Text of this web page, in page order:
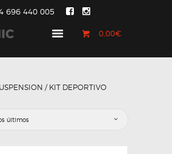
696 440 005
0,00€
1
&
/ KIT DEPORTIVO